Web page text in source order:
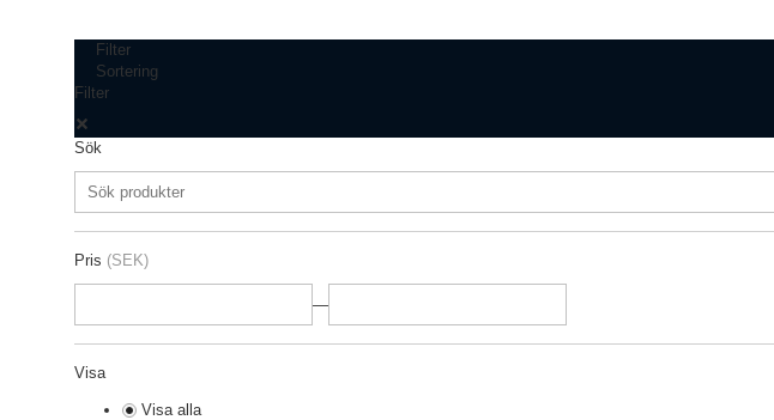
Filter
Sortering
Filter
Sök
Pris (SEK)
—
Visa
Visa alla